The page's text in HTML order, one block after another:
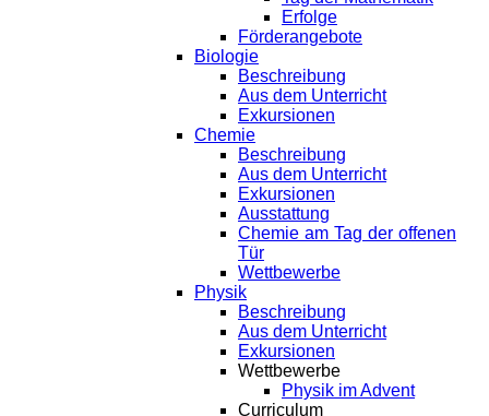
Erfolge
Förderangebote
Biologie
Beschreibung
Aus dem Unterricht
Exkursionen
Chemie
Beschreibung
Aus dem Unterricht
Exkursionen
Ausstattung
Chemie am Tag der offenen
Tür
Wettbewerbe
Physik
Beschreibung
Aus dem Unterricht
Exkursionen
Wettbewerbe
Physik im Advent
Curriculum